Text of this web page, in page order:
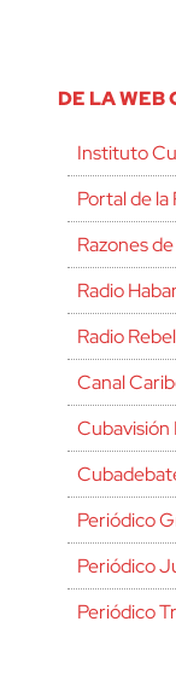
DE LA WEB
Instituto
Portal de la
Razones
Radio
Radio
Canal
Periódico
Periódico
Periódico